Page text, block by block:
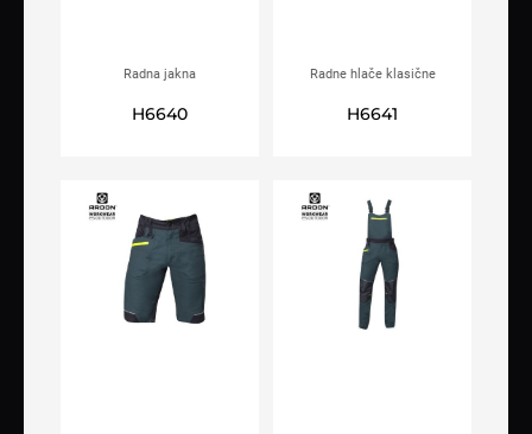
Radna jakna
H6640
Radne hlače klasične
H6641